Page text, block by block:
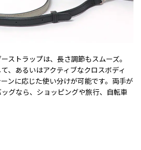
ストラップは、長さ調節もスムーズ。
、あるいはアクティブなクロスボディ
ーンに応じた使い分けが可能です。両手が
グなら、ショッピングや旅行、自転車